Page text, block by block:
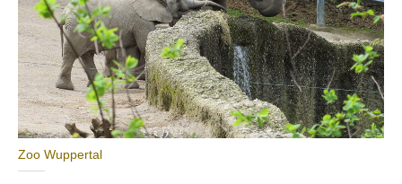
Zoo Wuppertal